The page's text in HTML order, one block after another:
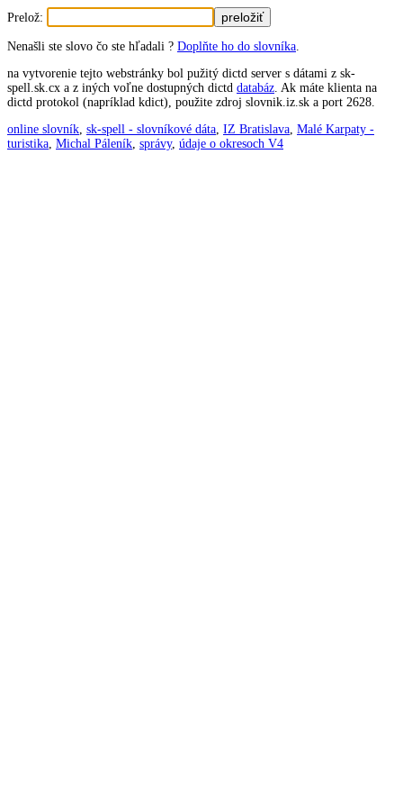
Prelož:
Nenašli ste slovo čo ste hľadali ? Doplňte ho do slovníka.
na vytvorenie tejto webstránky bol pužitý dictd server s dátami z sk-
spell.sk.cx a z iných voľne dostupných dictd databáz. Ak máte klienta na
dictd protokol (napríklad kdict), použite zdroj slovnik.iz.sk a port 2628.
online slovník, sk-spell - slovníkové dáta, IZ Bratislava, Malé Karpaty -
turistika, Michal Páleník, správy, údaje o okresoch V4